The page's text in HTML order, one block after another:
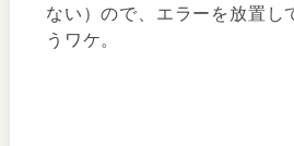
ない）ので、エラーを放置し
うワケ。